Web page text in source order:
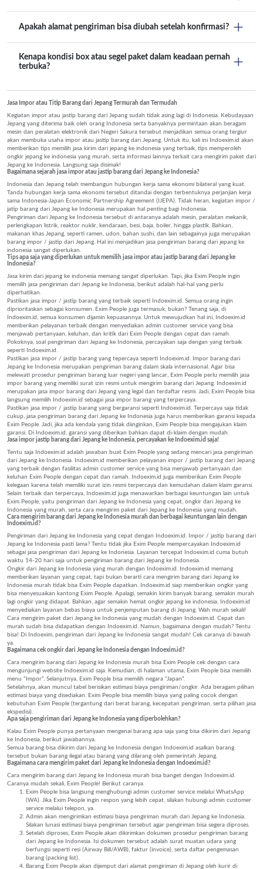
Apakah alamat pengiriman bisa diubah setelah konfirmasi?
Kenapa kondisi box atau segel paket dalam keadaan pernah
terbuka?
Jasa Impor atau Titip Barang dari Jepang Termurah dan Termudah
Kegiatan impor atau jastip barang dari Jepang sudah tidak asing lagi di Indonesia. Kebudayaan
Jepang yang diterima baik oleh orang Indonesia serta banyaknya permintaan akan beragam
mesin dan peralatan elektronik dari Negeri Sakura tersebut menjadikan semua orang tergiur
akan membuka usaha impor atau jastip barang dari Jepang. Untuk itu, kali ini Indoexim.id akan
memberikan tips memilih jasa kirim dari jepang ke indonesia yang terbaik, tips memperoleh
ongkir jepang ke indonesia yang murah, serta informasi lainnya terkait cara mengirim paket dari
Jepang ke Indonesia. Langsung saja disimak!
Bagaimana sejarah jasa impor atau jastip barang dari Jepang ke Indonesia?
Indonesia dan Jepang telah membangun hubungan kerja sama ekonomi bilateral yang kuat.
Tanda hubungan kerja sama ekonomi tersebut ditandai dengan terbentuknya perjanjian kerja
sama Indonesia-Japan Economic Partnership Agreement (IJEPA). Tidak heran, kegiatan impor /
jatip barang dari Jepang ke Indonesia merupakan hal penting bagi Indonesia.
Pengiriman dari Jepang ke Indonesia tersebut di antaranya adalah mesin, peralatan mekanik,
perlengkapan listrik, reaktor nuklir, kendaraan, besi, baja, boiler, hingga plastik. Bahkan,
makanan khas Jepang, seperti ramen, udon, bahan sushi, dan lain sebagainya juga merupakan
barang impor / jastip dari Jepang. Hal ini menjadikan jasa pengiriman barang dari jepang ke
indonesia sangat diperlukan.
Tips apa saja yang diperlukan untuk memilih jasa impor atau jastip barang dari Jepang ke
Indonesia?
Jasa kirim dari jepang ke indonesia memang sangat diperlukan. Tapi, jika Exim People ingin
memilih jasa pengiriman dari Jepang ke Indonesia, berikut adalah hal-hal yang perlu
diperhatikan.
Pastikan jasa impor / jastip barang yang terbaik seperti Indoexim.id. Semua orang ingin
diprioritaskan sebagai konsumen. Exim People juga termasuk, bukan? Tenang saja, di
Indoexim.id, semua konsumen dijamin kepuasannya. Untuk mewujudkan hal ini, Indoexim.id
memberikan pelayanan terbaik dengan menyediakan admin customer service yang bisa
menjawab pertanyaan, keluhan, dan kritik dari Exim People dengan cepat dan ramah.
Pokoknya, soal pengiriman dari Jepang ke Indonesia, percayakan saja dengan yang terbaik
seperti Indoexim.id.
Pastikan jasa impor / jastip barang yang tepercaya seperti Indoexim.id. Impor barang dari
Jepang ke Indonesia merupakan pengiriman barang dalam skala internasional. Agar bisa
melewati prosedur pengiriman barang luar negeri yang lancar, Exim People perlu memilih jasa
impor barang yang memiliki surat izin resmi untuk mengirim barang dari Jepang. Indoexim.id
merupakan jasa impor barang dari Jepang yang legal dan terdaftar resmi. Jadi, Exim People bisa
langsung memilih Indoexim.id sebagai jasa impor barang yang terpercaya.
Pastikan jasa impor / jastip barang yang bergaransi seperti Indoexim.id. Terpercaya saja tidak
cukup, jasa pengiriman barang dari Jepang ke Indonesia juga harus memberikan garansi kepada
Exim People. Jadi, jika ada kendala yang tidak diinginkan, Exim People bisa mengajukan klaim
garansi. Di Indoexim.id, garansi yang diberikan bahkan dapat di-klaim dengan mudah.
Jasa impor jastip barang dari Jepang ke Indonesia, percayakan ke Indoexim.id saja!
Tentu saja Indoexim.id adalah jawaban buat Exim People yang sedang mencari jasa pengiriman
dari Jepang ke Indonesia. Indoexim.id memberikan pelayanan impor / jastip barang dari Jepang
yang terbaik dengan fasilitas admin customer service yang bisa menjawab pertanyaan dan
keluhan Exim People dengan cepat dan ramah. Indoexim.id juga memberikan Exim People
kelegaan karena telah memiliki surat izin resmi terpercaya dan kemudahan dalam klaim garansi.
Selain terbaik dan terpercaya, Indoexim.id juga menawarkan berbagai keuntungan lain untuk
Exim People, yaitu pengiriman dari Jepang ke Indonesia yang cepat, ongkir dari Jepang ke
Indonesia yang murah, serta cara mengirim paket dari Jepang ke Indonesia yang mudah.
Cara mengirim barang dari Jepang ke Indonesia murah dan berbagai keuntungan lain dengan
Indoexim.id?
Pengiriman dari Jepang ke Indonesia yang cepat dengan Indoexim.id. Impor / jastip barang dari
Jepang ke Indonesia pasti lama? Tentu tidak jika Exim People mempercayakan Indoexim.id
sebagai jasa pengiriman dari Jepang ke Indonesia. Layanan tercepat Indoexim.id cuma butuh
waktu 14-20 hari saja untuk pengiriman barang dari Jepang ke Indonesia.
Ongkir dari Jepang ke Indonesia yang murah dengan Indoexim.id. Indoexim.id memang
memberikan layanan yang cepat, tapi bukan berarti cara mengirim barang dari Jepang ke
Indonesia murah tidak bisa Exim People dapatkan. Indoexim.id siap memberikan ongkir yang
bisa menyesuaikan kantong Exim People. Apalagi, semakin kirim banyak barang, semakin murah
lagi ongkir yang didapat. Bahkan, agar semakin hemat ongkir jepang ke indonesia, Indoexim.id
menyediakan layanan bebas biaya untuk penjemputan barang di Jepang. Wah murah sekali!
Cara mengirim paket dari Jepang ke Indonesia yang mudah dengan Indoexim.id. Cepat dan
murah sudah bisa didapatkan dengan Indoexim.id. Namun, bagaimana dengan mudah? Tentu
bisa! Di Indoexim, pengiriman dari Jepang ke Indonesia sangat mudah! Cek caranya di bawah
ya.
Bagaimana cek ongkir dari Jepang ke Indonesia dengan Indoexim.id?
Cara mengirim barang dari Jepang ke Indonesia murah bisa Exim People cek dengan cara
mengunjungi website Indoexim.id saja. Kemudian, di halaman utama, Exim People bisa memilih
menu “Impor”. Selanjutnya, Exim People bisa memilih negara “Japan”.
Setelahnya, akan muncul tabel berisikan estimasi biaya pengiriman/ongkir. Ada beragam pilihan
estimasi biaya yang disediakan. Exim People bisa memilih biaya yang paling cocok dengan
kebutuhan Exim People (tergantung dari berat barang, kecepatan pengiriman, serta pilihan jasa
ekspedisi).
Apa saja pengiriman dari Jepang ke Indonesia yang diperbolehkan?
Kalau Exim People punya pertanyaan mengenai barang apa saja yang bisa dikirim dari Jepang
ke Indonesia, berikut jawabannya.
Semua barang bisa dikirim dari Jepang ke Indonesia dengan Indoexim.id asalkan barang
tersebut bukan barang ilegal atau barang yang dilarang oleh pemerintah Jepang.
Bagaimana cara mengirim paket dari Jepang ke Indonesia dengan Indoexim.id?
Cara mengirim barang dari Jepang ke Indonesia murah bisa banget dengan Indoexim.id.
Caranya mudah sekali, Exim People! Berikut caranya.
Exim People bisa langsung menghubungi admin customer service melalui WhatsApp
(WA). Jika Exim People ingin respon yang lebih cepat, silakan hubungi admin customer
service melalui telepon, ya.
Admin akan mengirimkan estimasi biaya pengiriman murah dari Jepang ke Indonesia.
Silakan lunasi estimasi biaya pengiriman tersebut agar pengiriman bisa segera diproses.
Setelah diproses, Exim People akan dikirimkan dokumen prosedur pengiriman barang
dari Jepang ke Indonesia. Isi dokumen tersebut adalah surat muatan udara yang
berfungsi seperti resi (Airway Bill/AWB), faktur (invoice), serta daftar pengemasan
barang (packing list).
Barang Exim People akan dijemput dari alamat pengiriman di Jepang oleh kurir di